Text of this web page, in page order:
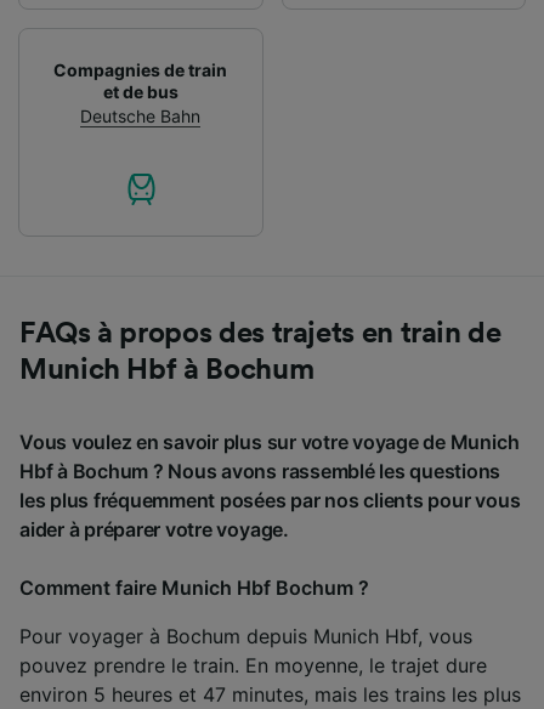
Compagnies de train
et de bus
Deutsche Bahn
FAQs à propos des trajets en train de
Munich Hbf à Bochum
Vous voulez en savoir plus sur votre voyage de Munich
Hbf à Bochum ? Nous avons rassemblé les questions
les plus fréquemment posées par nos clients pour vous
aider à préparer votre voyage.
Comment faire Munich Hbf Bochum ?
Pour voyager à Bochum depuis Munich Hbf, vous
pouvez prendre le train. En moyenne, le trajet dure
environ 5 heures et 47 minutes, mais les trains les plus